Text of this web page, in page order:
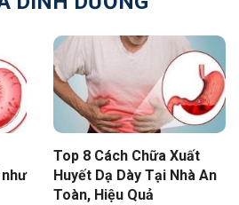
Top 8 Cách Chữa Xuất
Huyết Dạ Dày Tại Nhà An
Toàn, Hiệu Quả